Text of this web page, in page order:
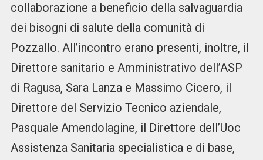
collaborazione a beneficio della salvaguardia
dei bisogni di salute della comunità di
Pozzallo. All’incontro erano presenti, inoltre, il
Direttore sanitario e Amministrativo dell’ASP
di Ragusa, Sara Lanza e Massimo Cicero, il
Direttore del Servizio Tecnico aziendale,
Pasquale Amendolagine, il Direttore dell’Uoc
Assistenza Sanitaria specialistica e di base,